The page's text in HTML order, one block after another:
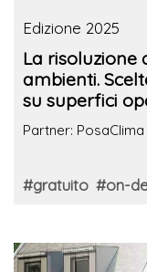
Edizione 2025
La risoluzione
ambienti.
su superfici
Partner: PosaClima
#gratuito #on-